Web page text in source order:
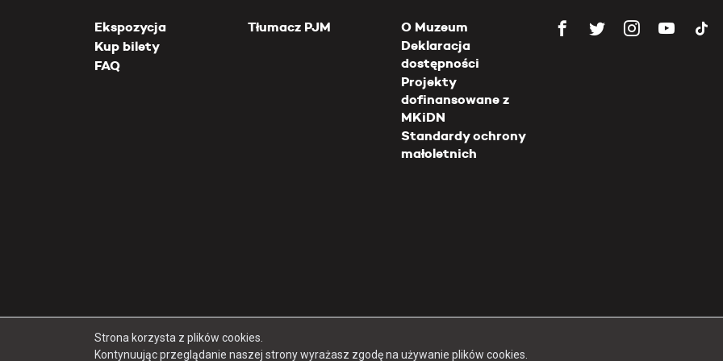
Ekspozycja
Kup bilety
FAQ
Tłumacz PJM
O Muzeum
Deklaracja
dostępności
Projekty
dofinansowane z
MKiDN
Standardy ochrony
małoletnich
Copyright 2026 Muzeum Powstania Warszawskiego
Strona korzysta z plików cookies.
Kontynuując przeglądanie naszej strony wyrażasz zgodę na używanie plików cookies.